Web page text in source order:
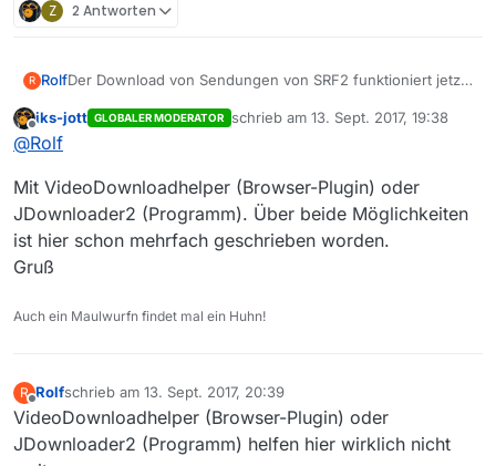
Z 2 Antworten
R RolfDer Download von Sendungen von SRF2 funktioniert jetzt
Z.B. Greys Anatomy die aktuellen Folgen sind in
Folgen downloaden bzw. streamen kann?
Mit Hilfe von VLC oder sonst wirgendwie?
Offline
iks-jott GLOBALER MODERATOR schrieb am 13. Sept. 2017, 19:38
zuletzt editiert von
@Rolf
Mit VideoDownloadhelper (Browser-Plugin) oder
JDownloader2 (Programm). Über beide Möglichkeiten
ist hier schon mehrfach geschrieben worden.
Gruß
Auch ein Maulwurfn findet mal ein Huhn!
R
Offline
Rolfschrieb am 13. Sept. 2017, 20:39
zuletzt editiert von
VideoDownloadhelper (Browser-Plugin) oder
JDownloader2 (Programm) helfen hier wirklich nicht